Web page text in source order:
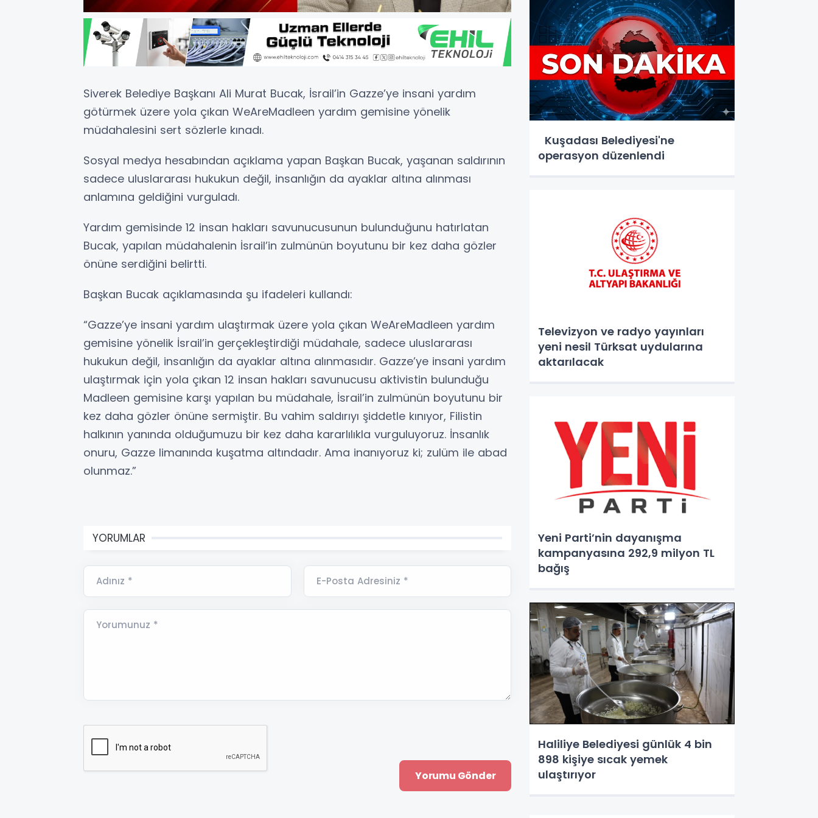
Siverek Belediye Başkanı Ali Murat Bucak, İsrail’in Gazze’ye insani yardım
götürmek üzere yola çıkan WeAreMadleen yardım gemisine yönelik
müdahalesini sert sözlerle kınadı.
Sosyal medya hesabından açıklama yapan Başkan Bucak, yaşanan saldırının
sadece uluslararası hukukun değil, insanlığın da ayaklar altına alınması
anlamına geldiğini vurguladı.
Yardım gemisinde 12 insan hakları savunucusunun bulunduğunu hatırlatan
Bucak, yapılan müdahalenin İsrail’in zulmünün boyutunu bir kez daha gözler
önüne serdiğini belirtti.
Başkan Bucak açıklamasında şu ifadeleri kullandı:
“Gazze’ye insani yardım ulaştırmak üzere yola çıkan WeAreMadleen yardım
gemisine yönelik İsrail’in gerçekleştirdiği müdahale, sadece uluslararası
hukukun değil, insanlığın da ayaklar altına alınmasıdır. Gazze’ye insani yardım
ulaştırmak için yola çıkan 12 insan hakları savunucusu aktivistin bulunduğu
Madleen gemisine karşı yapılan bu müdahale, İsrail’in zulmünün boyutunu bir
kez daha gözler önüne sermiştir. Bu vahim saldırıyı şiddetle kınıyor, Filistin
halkının yanında olduğumuzu bir kez daha kararlılıkla vurguluyoruz. İnsanlık
onuru, Gazze limanında kuşatma altındadır. Ama inanıyoruz ki; zulüm ile abad
olunmaz.”
YORUMLAR
Adınız * E-Posta Adresiniz *
Yorumunuz *
Kuşadası Belediyesi'ne
operasyon düzenlendi
Televizyon ve radyo yayınları
yeni nesil Türksat uydularına
aktarılacak
Yeni Parti’nin dayanışma
kampanyasına 292,9 milyon TL
bağış
Haliliye Belediyesi günlük 4 bin
898 kişiye sıcak yemek
ulaştırıyor